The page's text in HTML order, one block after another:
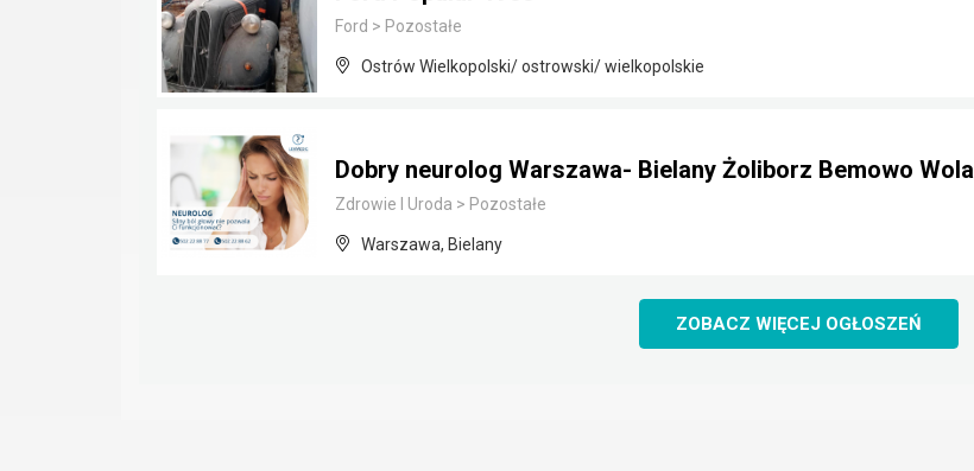
Ford > Pozostałe
Ostrów Wielkopolski/ ostrowski/ wielkopolskie
Dobry neurolog Warszawa- Bielany Żoliborz Bemowo Wola
Zdrowie I Uroda > Pozostałe
Warszawa, Bielany
ZOBACZ WIĘCEJ OGŁOSZEŃ